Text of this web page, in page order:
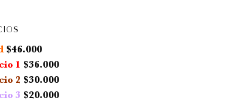
$46.000
1 $36.000
2 $30.000
3 $20.000